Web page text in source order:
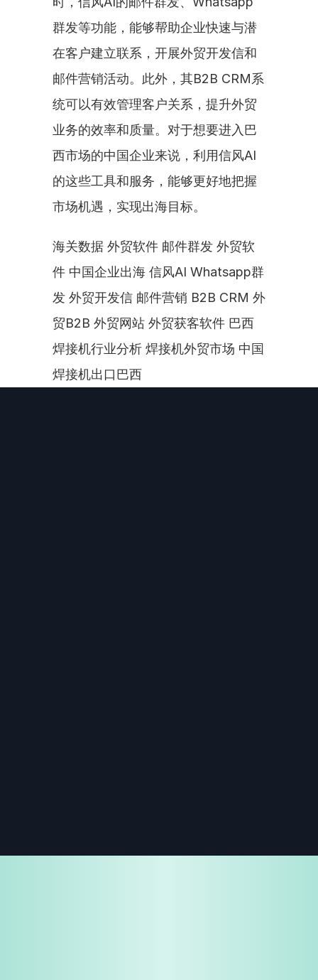
群发等功能，能够帮助企业快速与潜
在客户建立联系，开展外贸开发信和
邮件营销活动。此外，其B2B CRM系
统可以有效管理客户关系，提升外贸
业务的效率和质量。对于想要进入巴
西市场的中国企业来说，利用信风AI
的这些工具和服务，能够更好地把握
市场机遇，实现出海目标。
海关数据 外贸软件 邮件群发 外贸软
件 中国企业出海 信风AI Whatsapp群
发 外贸开发信 邮件营销 B2B CRM 外
贸B2B 外贸网站 外贸获客软件 巴西
焊接机行业分析 焊接机外贸市场 中国
焊接机出口巴西